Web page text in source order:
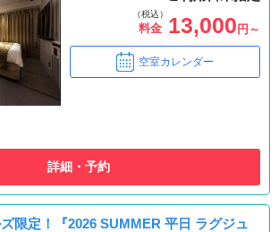
（税込）
料金 13,000 円～
空室カレンダー
詳細・予約
限定！『2026 SUMMER 平日 ラグジュ